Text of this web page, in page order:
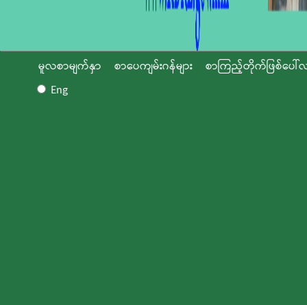
မူလစာမျက်နှာ စာပေကျမ်းဂန်များ
စာကြည့်တိုက်ဖြစ်ပေါ်
Eng